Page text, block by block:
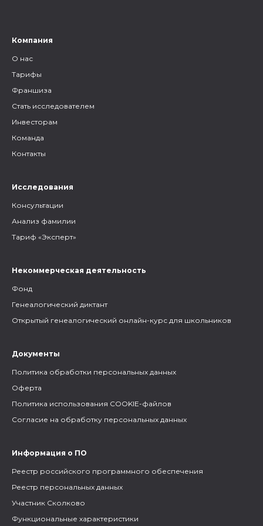
Компания
О нас
Тарифы
Франшиза
Стать исследователем
Инвесторам
Команда
Контакты
Исследования
Консультации
Анализ фамилии
Тариф «Эксперт»
Некоммерческая деятельность
Фонд
Генеалогический диктант
Открытый генеалогический онлайн-курс для школьников
Документы
Политика обработки персональных данных
Оферта
Политика использования COOKIE-файлов
Согласие на обработку персональных данных
Информация о ПО
Реестр российского программного обеспечения
Реестр персональных данных
Участник Сколково
Функциональные характеристики